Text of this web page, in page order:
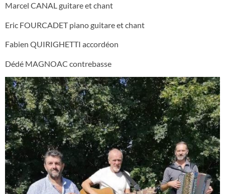
Marcel CANAL guitare et chant
Eric FOURCADET piano guitare et chant
Fabien QUIRIGHETTI accordéon
Dédé MAGNOAC contrebasse